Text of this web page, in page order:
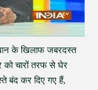
के खिलाफ जबरदस्त
को चारों तरफ से घेर
बंद कर दिए गए हैं,